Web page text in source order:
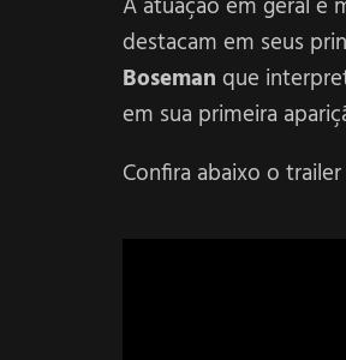
A atuação em geral é
destacam em seus
Boseman que
em sua primeira
Confira abaixo o